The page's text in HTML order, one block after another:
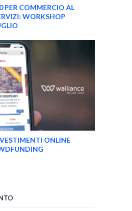
PER COMMERCIO AL
WORKSHOP
ONLINE